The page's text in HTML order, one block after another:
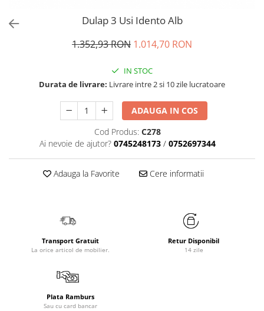
Dulap 3 Usi Idento Alb
1.352,93 RON 1.014,70 RON
IN STOC
Durata de livrare: Livrare intre 2 si 10 zile lucratoare
ADAUGA IN COS
Cod Produs: C278
Ai nevoie de ajutor? 0745248173 / 0752697344
Adauga la Favorite Cere informatii
Transport Gratuit
La orice articol de mobilier.
Retur Disponibil
14 zile
Plata Ramburs
Sau cu card bancar